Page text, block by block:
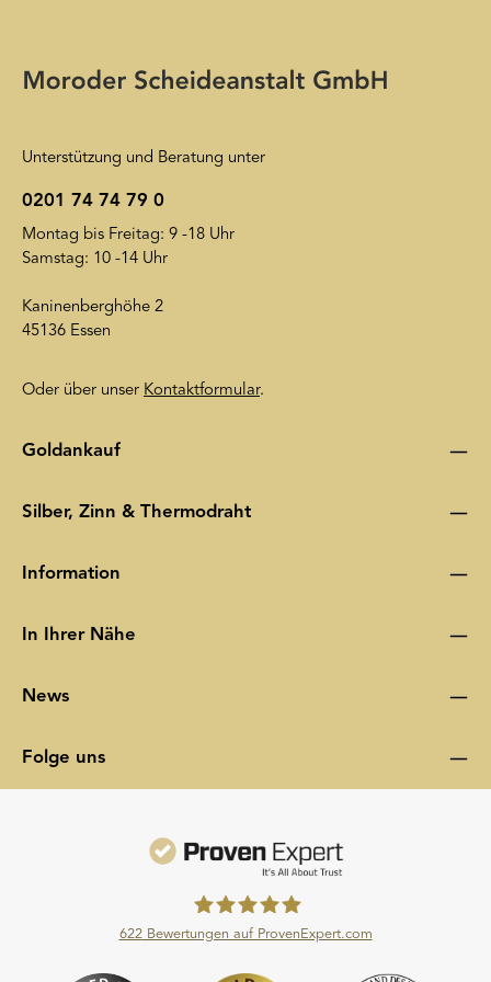
Datenschutzerklärungwird insoweit verwiesen.
Unterstützung und Beratung unter
0201 74 74 79 0
Montag bis Freitag: 9 -18 Uhr
Samstag: 10 -14 Uhr
Kaninenberghöhe 2
45136 Essen
Oder über unser Kontaktformular.
Goldankauf
Silber, Zinn & Thermodraht
Information
In Ihrer Nähe
News
Folge uns
Moroder Scheideanstalt GmbH
622Bewertungen auf ProvenExpert.com